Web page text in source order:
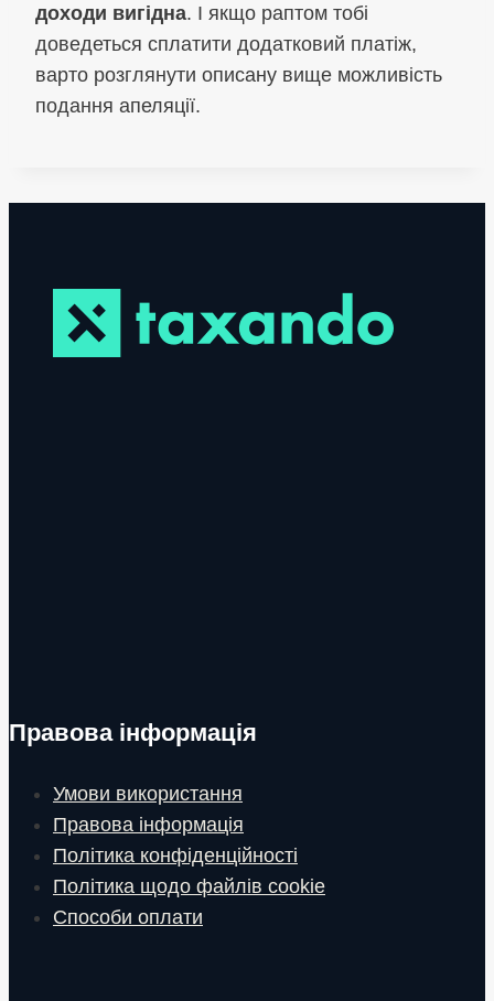
доходи вигідна. І якщо раптом тобі
доведеться сплатити додатковий платіж,
варто розглянути описану вище можливість
подання апеляції.
Правова інформація
Умови використання
Правова інформація
Політика конфіденційності
Політика щодо файлів cookie
Способи оплати